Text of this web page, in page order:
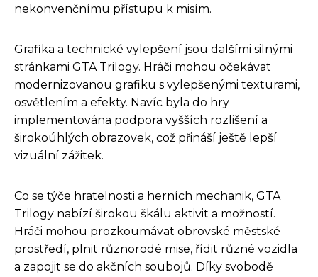
nekonvenčnímu přístupu k misím.
Grafika a technické vylepšení jsou dalšími silnými
stránkami GTA Trilogy. Hráči mohou očekávat
modernizovanou grafiku s vylepšenými texturami,
osvětlením a efekty. Navíc byla do hry
implementována podpora vyšších rozlišení a
širokoúhlých obrazovek, což přináší ještě lepší
vizuální zážitek.
Co se týče hratelnosti a herních mechanik, GTA
Trilogy nabízí širokou škálu aktivit a možností.
Hráči mohou prozkoumávat obrovské městské
prostředí, plnit různorodé mise, řídit různé vozidla
a zapojit se do akčních soubojů. Díky svobodě